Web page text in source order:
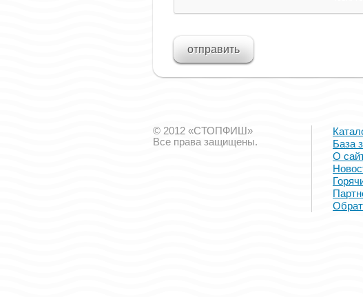
© 2012 «СТОПФИШ»
Все права защищены.
База
О